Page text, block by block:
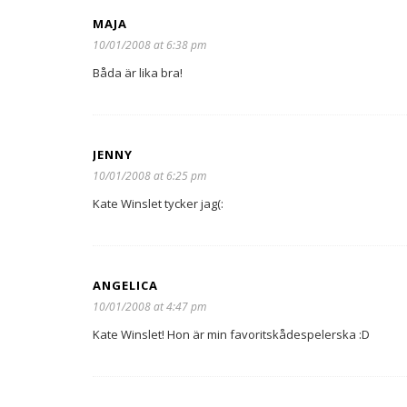
MAJA
10/01/2008 at 6:38 pm
Båda är lika bra!
JENNY
10/01/2008 at 6:25 pm
Kate Winslet tycker jag(:
ANGELICA
10/01/2008 at 4:47 pm
Kate Winslet! Hon är min favoritskådespelerska :D